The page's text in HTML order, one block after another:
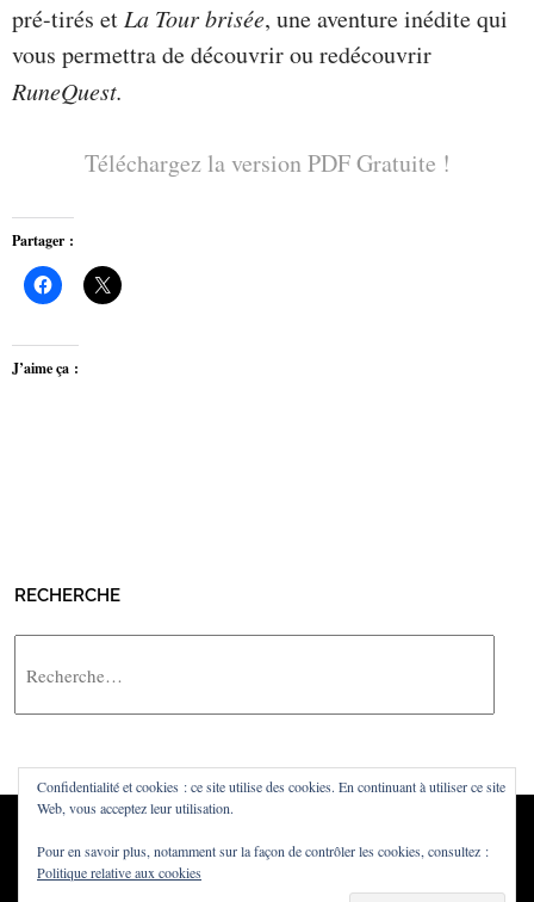
pré-tirés et La Tour brisée, une aventure inédite qui
vous permettra de découvrir ou redécouvrir
RuneQuest.
Téléchargez la version PDF Gratuite !
Partager :
J’aime ça :
RECHERCHE
Powered byWordPress
Confidentialité et cookies : ce site utilise des cookies. En continuant à utiliser ce site
Web, vous acceptez leur utilisation.
Pour en savoir plus, notamment sur la façon de contrôler les cookies, consultez :
Politique relative aux cookies